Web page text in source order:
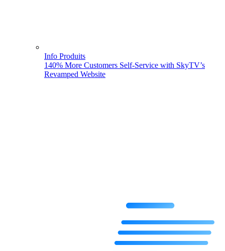
Info Produits
140% More Customers Self-Service with SkyTV’s
Revamped Website